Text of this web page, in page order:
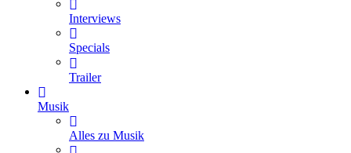
Interviews
Specials
Trailer
Musik
Alles zu Musik